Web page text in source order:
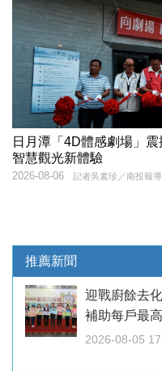
日月潭「4D體感劇場」
智慧觀光新體驗
記者吳素珍／南投報導
2026-08-06
推薦新聞
迎戰廚餘去
補助每戶最
2026-08-05